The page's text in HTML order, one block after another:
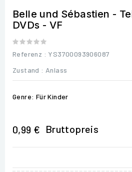
Belle und Sébastien -
DVDs - VF
Referenz : YS3700093906087
Zustand : Anlass
Genre: Für Kinder
0,99 € Bruttopreis